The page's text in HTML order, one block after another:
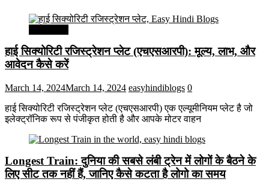
हाई सिक्योरिटी रजिस्ट्रेशन प्लेट (एचएसआरपी): मूल्य, लाभ, और
आवेदन कैसे करें
March 14, 2024March 14, 2024 easyhindiblogs 0
हाई सिक्योरिटी रजिस्ट्रेशन प्लेट (एचएसआरपी) एक एल्यूमीनियम प्लेट है जो
इलेक्ट्रॉनिक रूप से पंजीकृत होती है और आपके मोटर वाहन
Longest Train: दुनिया की सबसे लंबी ट्रेन में लोगों के बैठने के
लिए सीट तक ​​नहीं हैं, जानिए कैसे कटता है लोगो का समय